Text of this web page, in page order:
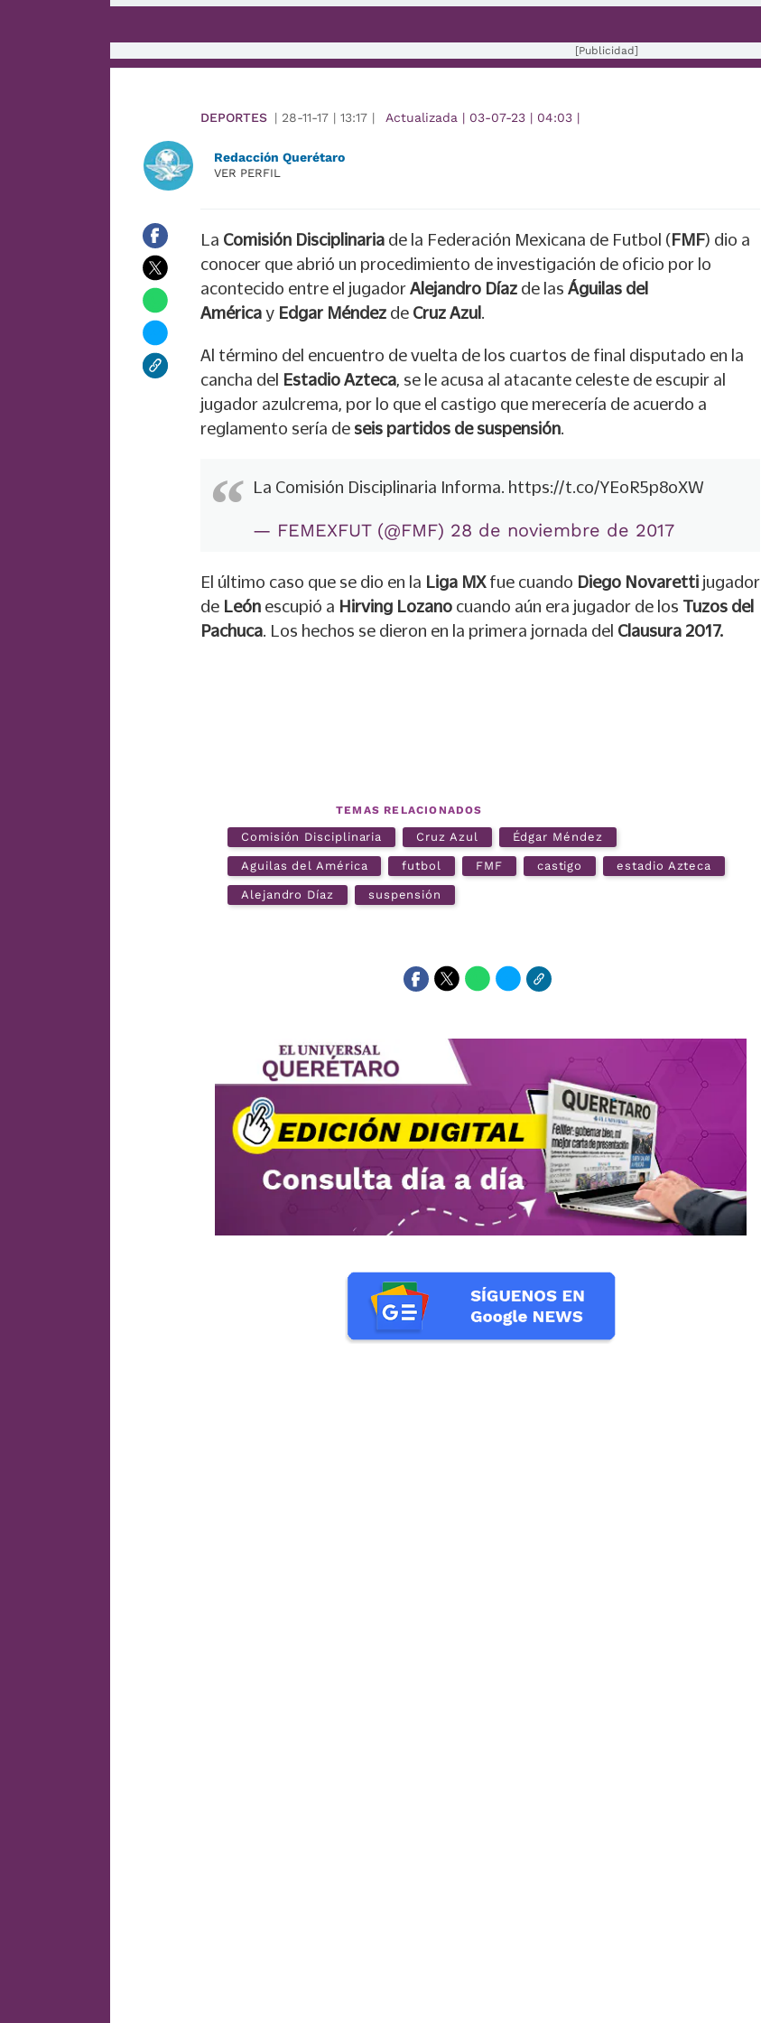
[Publicidad]
DEPORTES | 28-11-17 | 13:17 | Actualizada | 03-07-23 | 04:03 |
Redacción Querétaro
VER PERFIL
La Comisión Disciplinaria de la Federación Mexicana de Futbol (FMF) dio a
conocer que abrió un procedimiento de investigación de oficio por lo
acontecido entre el jugador Alejandro Díaz de las Águilas del
América y Edgar Méndez de Cruz Azul
Al término del encuentro de vuelta de los cuartos de final disputado en la
cancha del Estadio Azteca , se le acusa al atacante celeste de escupir al
jugador azulcrema, por lo que el castigo que merecería de acuerdo a
reglamento sería de seis partidos de suspensión
La Comisión Disciplinaria Informa. https://t.co/YEoR5p8oXW
— FEMEXFUT (@FMF) 28 de noviembre de 2017
El último caso que se dio en la Liga MX fue cuando Diego Novaretti jugador
de León escupió a Hirving Lozano cuando aún era jugador de los Tuzos del
Pachuca . Los hechos se dieron en la primera jornada del Clausura 2017.
TEMAS RELACIONADOS
Comisión Disciplinaria Cruz Azul Édgar Méndez
Aguilas del América futbol FMF castigo estadio Azteca
Alejandro Díaz suspensión